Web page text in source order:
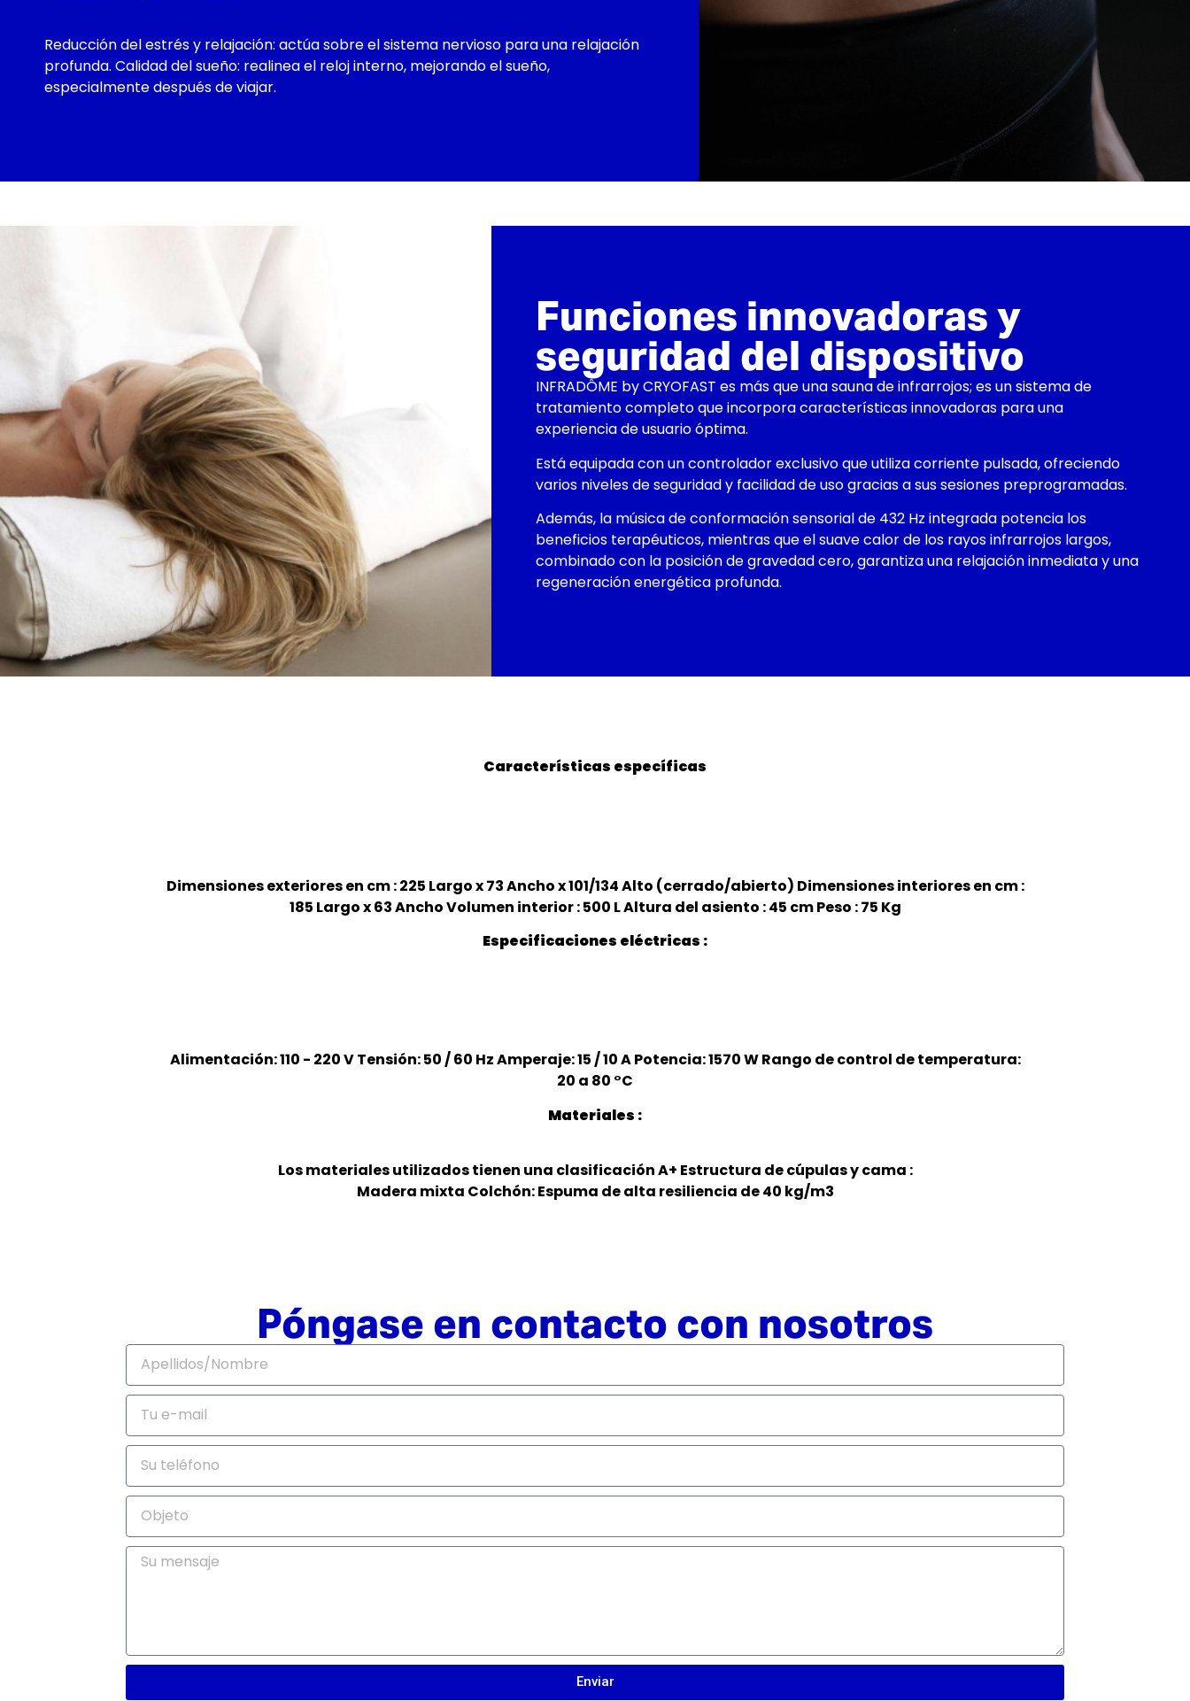
Reducción del estrés y relajación: actúa sobre el sistema nervioso para una relajación
profunda. Calidad del sueño: realinea el reloj interno, mejorando el sueño,
especialmente después de viajar.
Funciones innovadoras y
seguridad del dispositivo
INFRADÔME by CRYOFAST es más que una sauna de infrarrojos; es un sistema de
tratamiento completo que incorpora características innovadoras para una
experiencia de usuario óptima.
Está equipada con un controlador exclusivo que utiliza corriente pulsada, ofreciendo
varios niveles de seguridad y facilidad de uso gracias a sus sesiones preprogramadas.
Además, la música de conformación sensorial de 432 Hz integrada potencia los
beneficios terapéuticos, mientras que el suave calor de los rayos infrarrojos largos,
combinado con la posición de gravedad cero, garantiza una relajación inmediata y una
regeneración energética profunda.
Características específicas
Dimensiones exteriores en cm : 225 Largo x 73 Ancho x 101/134 Alto (cerrado/abierto) Dimensiones interiores en cm :
185 Largo x 63 Ancho Volumen interior : 500 L Altura del asiento : 45 cm Peso : 75 Kg
Especificaciones eléctricas :
Alimentación: 110 - 220 V Tensión: 50 / 60 Hz Amperaje: 15 / 10 A Potencia: 1570 W Rango de control de temperatura:
20 a 80 °C
Materiales :
Los materiales utilizados tienen una clasificación A+ Estructura de cúpulas y cama :
Madera mixta Colchón: Espuma de alta resiliencia de 40 kg/m3
Póngase en contacto con nosotros
Enviar